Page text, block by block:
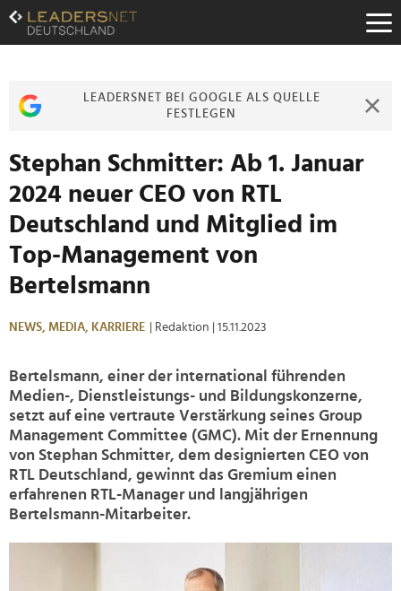
Zum
Inhalt
Zur
Zur
LEADERSNET BEI GOOGLE ALS QUELLE
FESTLEGEN
Stephan Schmitter: Ab 1. Januar
2024 neuer CEO von RTL
Deutschland und Mitglied im
Top-Management von
Bertelsmann
NEWS, MEDIA, KARRIERE | Redaktion | 15.11.2023
Bertelsmann, einer der international führenden
Medien-, Dienstleistungs- und Bildungskonzerne,
setzt auf eine vertraute Verstärkung seines Group
Management Committee (GMC). Mit der Ernennung
von Stephan Schmitter, dem designierten CEO von
RTL Deutschland, gewinnt das Gremium einen
erfahrenen RTL-Manager und langjährigen
Bertelsmann-Mitarbeiter.